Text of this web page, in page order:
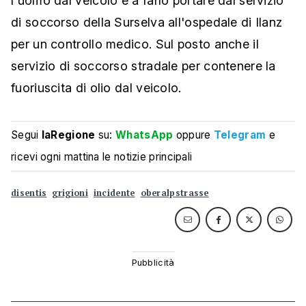
di soccorso della Surselva all'ospedale di Ilanz
per un controllo medico. Sul posto anche il
servizio di soccorso stradale per contenere la
fuoriuscita di olio dal veicolo.
Segui laRegione su:WhatsApp oppure Telegram e
ricevi ogni mattina le notizie principali
disentis grigioni incidente oberalpstrasse